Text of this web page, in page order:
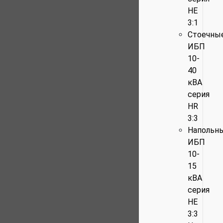
HE
3:1
ИБП
10-
40
кВА
серия
HR
3:3
ИБП
10-
15
кВА
серия
HE
3:3